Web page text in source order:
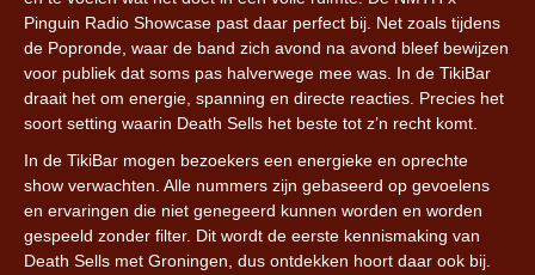
Pinguin Radio Showcase past daar perfect bij. Net zoals tijdens
de Popronde, waar de band zich avond na avond bleef bewijzen
voor publiek dat soms pas halverwege mee was. In de TikiBar
draait het om energie, spanning en directe reacties. Precies het
soort setting waarin Death Sells het beste tot z’n recht komt.
In de TikiBar mogen bezoekers een energieke en oprechte
show verwachten. Alle nummers zijn gebaseerd op gevoelens
en ervaringen die niet genegeerd kunnen worden en worden
gespeeld zonder filter. Dit wordt de eerste kennismaking van
Death Sells met Groningen, dus ontdekken hoort daar ook bij.